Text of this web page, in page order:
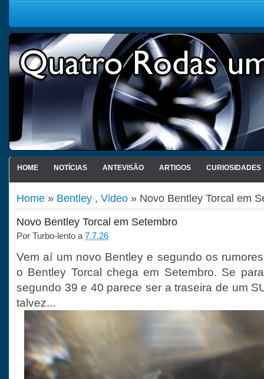
HOME NOTÍCIAS ANTEVISÃO ARTIGOS CURIOSIDADES
Home » Bentley , Video » Novo Bentley Torcal em
Novo Bentley Torcal em Setembro
Por Turbo-lento a 7.7.26
Vem aí um novo Bentley e segundo os
o Bentley Torcal chega em Setembro. Se
segundo 39 e 40 parece ser a traseira de um
talvez...